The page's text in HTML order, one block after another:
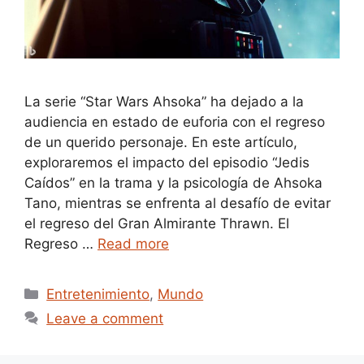
La serie “Star Wars Ahsoka” ha dejado a la
audiencia en estado de euforia con el regreso
de un querido personaje. En este artículo,
exploraremos el impacto del episodio “Jedis
Caídos” en la trama y la psicología de Ahsoka
Tano, mientras se enfrenta al desafío de evitar
el regreso del Gran Almirante Thrawn. El
Regreso … Read more
Categories
Entretenimiento, Mundo
Leave a comment